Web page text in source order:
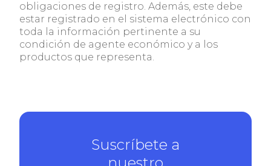
obligaciones de registro. Además, este debe
estar registrado en el sistema electrónico con
toda la información pertinente a su
condición de agente económico y a los
productos que representa.
Suscríbete a